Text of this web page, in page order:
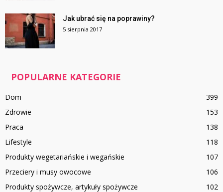
Jak ubrać się na poprawiny?
5 sierpnia 2017
POPULARNE KATEGORIE
Dom
399
Zdrowie
153
Praca
138
Lifestyle
118
Produkty wegetariańskie i wegańskie
107
Przeciery i musy owocowe
106
Produkty spożywcze, artykuły spożywcze
102